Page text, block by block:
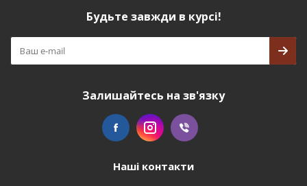
Будьте завжди в курсі!
Залишайтесь на зв'язку
Наші контакти